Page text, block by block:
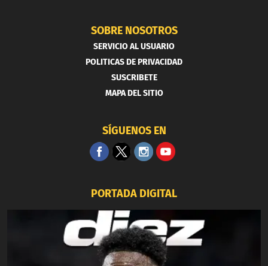
SOBRE NOSOTROS
SERVICIO AL USUARIO
POLITICAS DE PRIVACIDAD
SUSCRIBETE
MAPA DEL SITIO
SÍGUENOS EN
PORTADA DIGITAL